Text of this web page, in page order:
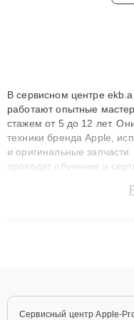
В сервисном центре
работают опытные
стажем от 5 до 12 лет.
техники бренда Apple,
и оригинальные
проходит обучение и
сохранением гарантии
Сервисный центр Apple-